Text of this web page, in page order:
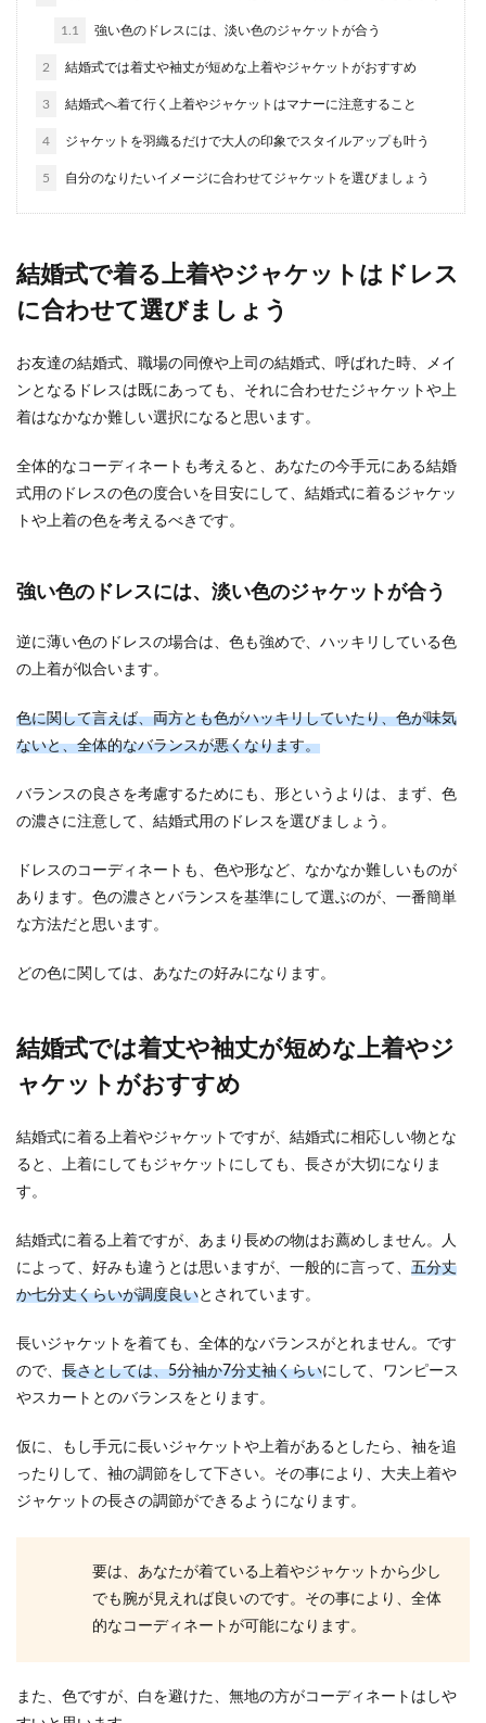
アイディアや注意点
最近は新郎もトスしています。 ですがそれはブー
が、「どんなドレスにするか」だと思いますが、
花嫁におすすめのヘアスタイル「ボ
ブ」のアレンジ方法をご紹介
「花嫁のヘアスタイルはロングじゃないといろい
ろアレンジできない」と現在のボブから髪の毛を
結婚祝いのメッセージを友達へ贈るマ
結婚祝いのメッセージを友達に贈るなら、心に残
せんか？もち...
っかり？料理の選び方
外国人の結婚式にもご祝儀はあるの？
知って驚く海外の結婚式事情
が、外国人の結婚式にもご祝儀はあるのでしょう
か。 今回は...
引出物は宅配で！ゲストに失礼になら
ないサービスの利用方法
することを検討している方もいるのではないでし
ょうか。引き...
新郎のグローブは100均でも買える！
結婚式の衣装節約術を解説
を挙げたいと...
意見と妥協しない方が良い点
1.1 強い色のドレスには、淡い色のジャケットが合う
2 結婚式では着丈や袖丈が短めな上着やジャケットがおすすめ
3 結婚式へ着て行く上着やジャケットはマナーに注意すること
4 ジャケットを羽織るだけで大人の印象でスタイルアップも叶う
5 自分のなりたいイメージに合わせてジャケットを選びましょう
結婚式で着る上着やジャケットはドレス
に合わせて選びましょう
お友達の結婚式、職場の同僚や上司の結婚式、呼ばれた時、メイ
ンとなるドレスは既にあっても、それに合わせたジャケットや上
着はなかなか難しい選択になると思います。
全体的なコーディネートも考えると、あなたの今手元にある結婚
式用のドレスの色の度合いを目安にして、結婚式に着るジャケッ
トや上着の色を考えるべきです。
強い色のドレスには、淡い色のジャケットが合う
逆に薄い色のドレスの場合は、色も強めで、ハッキリしている色
の上着が似合います。
色に関して言えば、両方とも色がハッキリしていたり、色が味気
ないと、全体的なバランスが悪くなります。
バランスの良さを考慮するためにも、形というよりは、まず、色
の濃さに注意して、結婚式用のドレスを選びましょう。
ドレスのコーディネートも、色や形など、なかなか難しいものが
あります。色の濃さとバランスを基準にして選ぶのが、一番簡単
な方法だと思います。
どの色に関しては、あなたの好みになります。
結婚式では着丈や袖丈が短めな上着やジ
ャケットがおすすめ
結婚式に着る上着やジャケットですが、結婚式に相応しい物とな
ると、上着にしてもジャケットにしても、長さが大切になりま
す。
結婚式に着る上着ですが、あまり長めの物はお薦めしません。人
によって、好みも違うとは思いますが、一般的に言って、 五分丈
か七分丈くらいが調度良いとされています。
長いジャケットを着ても、全体的なバランスがとれません。です
ので、 長さとしては、5分袖か7分丈袖くらいにして、ワンピース
やスカートとのバランスをとります。
仮に、もし手元に長いジャケットや上着があるとしたら、袖を追
ったりして、袖の調節をして下さい。その事により、大夫上着や
ジャケットの長さの調節ができるようになります。
要は、あなたが着ている上着やジャケットから少し
でも腕が見えれば良いのです。その事により、全体
的なコーディネートが可能になります。
また、色ですが、白を避けた、無地の方がコーディネートはしや